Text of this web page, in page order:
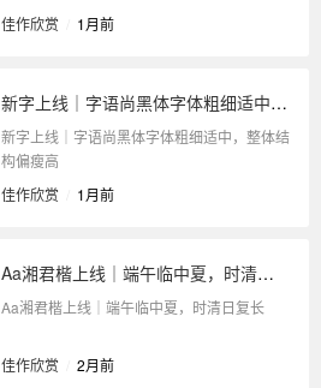
佳作欣赏 1月前
新字上线｜字语尚黑体字体粗细适中，整体结构偏瘦高
新字上线｜字语尚黑体字体粗细适中，整体结
构偏瘦高
佳作欣赏
1月前
Aa湘君楷上线｜端午临中夏，时清日复长
Aa湘君楷上线｜端午临中夏，时清日复长
佳作欣赏 2月前